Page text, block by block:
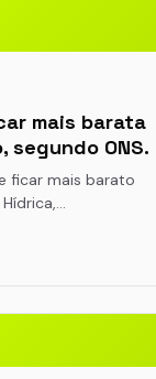
mais barata
ONS.
ficar mais barato